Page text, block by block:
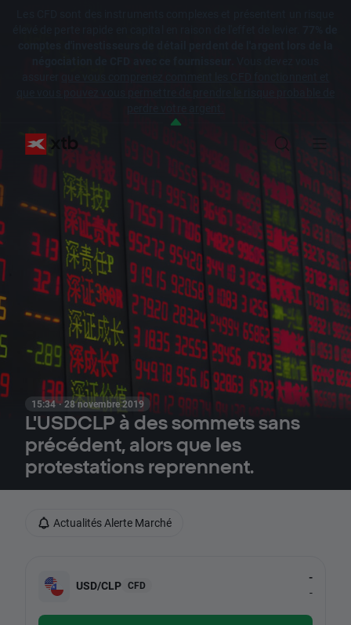
15:34 · 28 novembre 2019
L'USDCLP à des sommets sans
précédent, alors que les
protestations reprennent.
USD/CLP CFD
-
-
Actualités Alerte Marché